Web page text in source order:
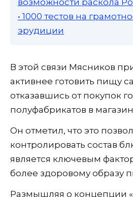
• 1000 тестов на
эрудиции
В этой связи Мясников
активнее готовить пищу
отказавшись от покупок
полуфабрикатов в
Он отметил, что это
контролировать состав
является ключевым
более здоровому образу
Размышляя о концепции